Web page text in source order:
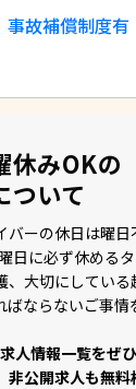
事故補償制度有
休みOKの
ついて
バーの休⽇は曜
⽇に必ず休めるタ
、⼤切にしてい
ばならないご事
⼈情報⼀覧をぜ
公開求⼈も無料